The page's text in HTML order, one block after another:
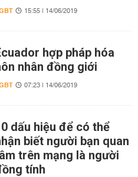
15:55 | 14/06/2019
hợp pháp hóa
nhân đồng giới
07:23 | 14/06/2019
dấu hiệu để có thể
biết người bạn quan
trên mạng là người
tính